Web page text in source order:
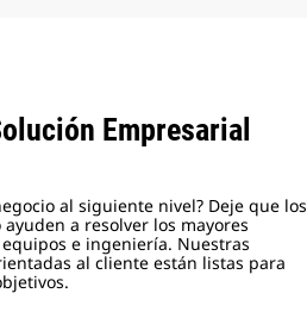
Empresarial
al siguiente nivel? Deje que los
a resolver los mayores
e ingeniería. Nuestras
al cliente están listas para